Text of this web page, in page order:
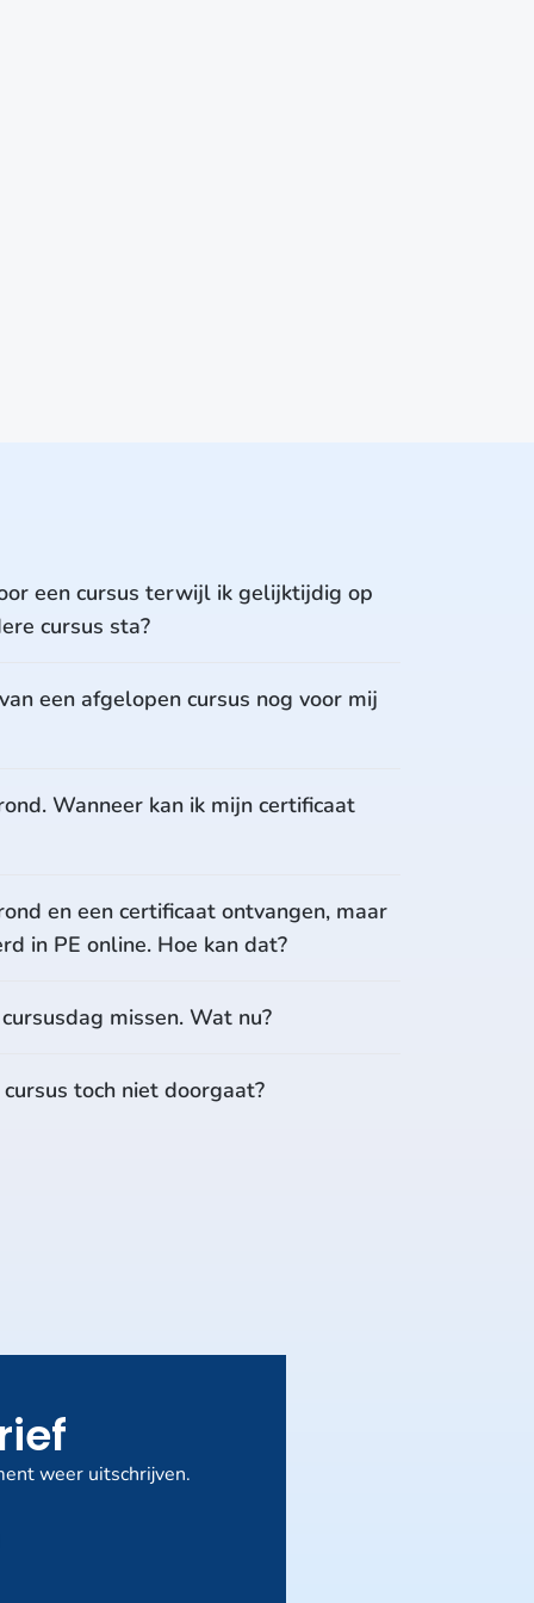
een cursus terwijl ik gelijktijdig op
cursus sta?
een afgelopen cursus nog voor mij
Wanneer kan ik mijn certificaat
en een certificaat ontvangen, maar
in PE online. Hoe kan dat?
missen. Wat nu?
toch niet doorgaat?
weer uitschrijven.